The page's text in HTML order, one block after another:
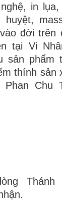
in
huyệt,
đời trên
tại Vi
sản phẩm
thính sản
Chu
Thánh